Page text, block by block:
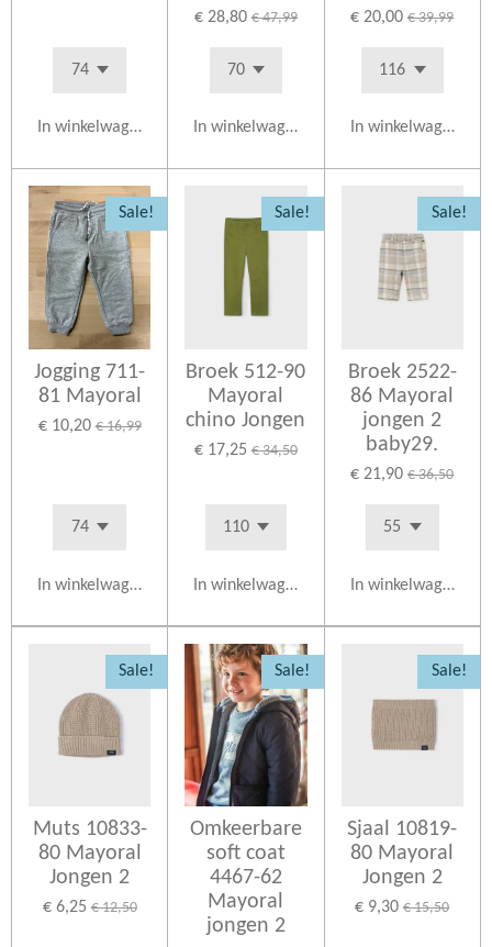
In winkelwagen
€ 28,80 € 47,99
In winkelwagen
€ 20,00 € 39,99
In winkelwagen
Sale!
Jogging 711-
81 Mayoral
€ 10,20 € 16,99
In winkelwagen
Sale!
Broek 512-90
Mayoral
chino Jongen
€ 17,25 € 34,50
In winkelwagen
Sale!
Broek 2522-
86 Mayoral
jongen 2
baby29.
€ 21,90 € 36,50
In winkelwagen
Sale!
Muts 10833-
80 Mayoral
Jongen 2
€ 6,25 € 12,50
Sale!
Omkeerbare
soft coat
4467-62
Mayoral
jongen 2
Sale!
Sjaal 10819-
80 Mayoral
Jongen 2
€ 9,30 € 15,50